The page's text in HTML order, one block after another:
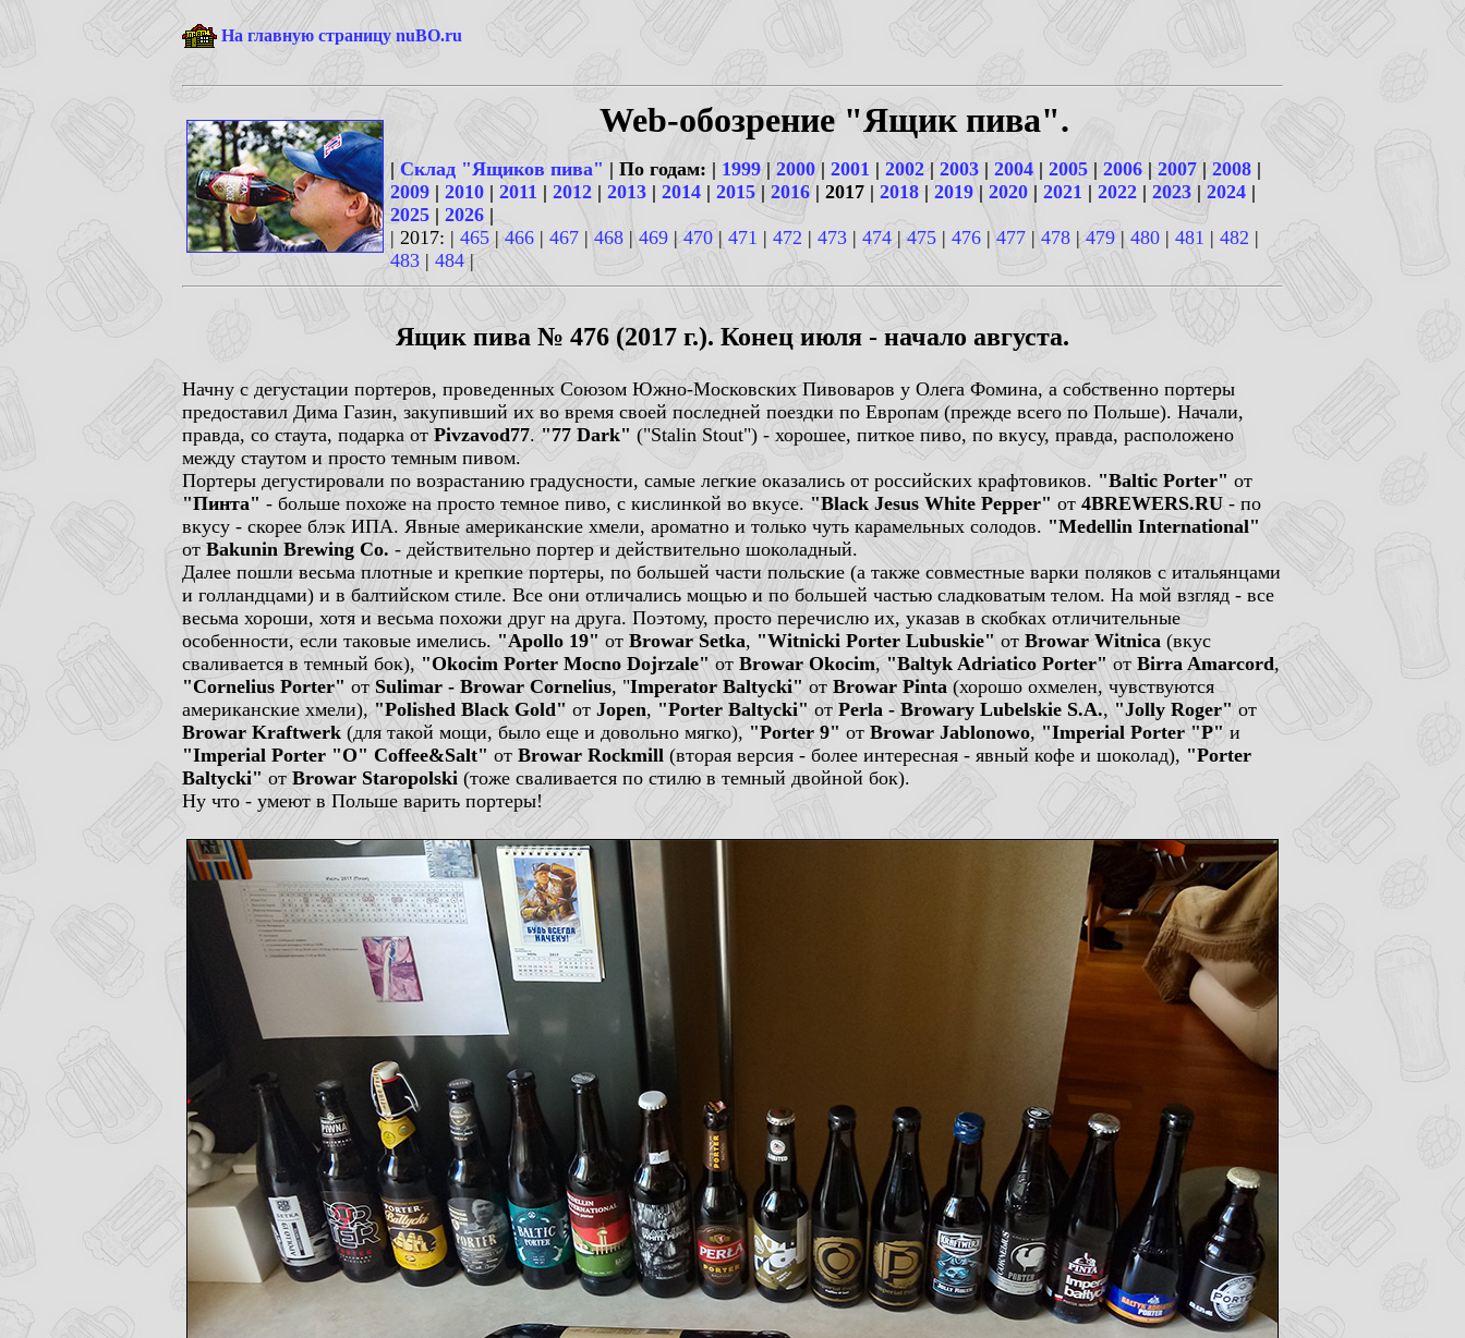
На главную страницу nuBO.ru
Web-обозрение "Ящик пива".
| Склад "Ящиков пива" | По годам: | 1999| 2000| 2001 | 2002| 2003 | 2004 | 2005 | 2006 |2007 | 2008 |
2009 | 2010 | 2011 | 2012 | 2013 | 2014 | 2015 | 2016| 2017 | 2018 | 2019 | 2020 | 2021 | 2022 | 2023 | 2024 |
2025 | 2026 |
| 2017: | 465|466 | 467 | 468 | 469 |470 | 471 | 472 | 473 | 474 |475 | 476 | 477 | 478 |479 | 480 | 481 | 482 |
483 | 484|
Ящик пива № 476 (2017 г.). Конец июля - начало августа.
Начну с дегустации портеров, проведенных Союзом Южно-Московских Пивоваров у Олега Фомина, а собственно портеры
предоставил Дима Газин, закупивший их во время своей последней поездки по Европам (прежде всего по Польше). Начали,
правда, со стаута, подарка от Pivzavod77."77 Dark" ("Stalin Stout") - хорошее, питкое пиво, по вкусу, правда, расположено
между стаутом и просто темным пивом.
Портеры дегустировали по возрастанию градусности, самые легкие оказались от российских крафтовиков. "Baltic Porter" от
"Пинта" - больше похоже на просто темное пиво, с кислинкой во вкусе."Black Jesus White Pepper" от 4BREWERS.RU- по
вкусу - скорее блэк ИПА. Явные американские хмели, ароматно и только чуть карамельных солодов. "Medellin International"
отBakunin Brewing Co. - действительно портер и действительно шоколадный.
Далее пошли весьма плотные и крепкие портеры, по большей части польские (а также совместные варки поляков с итальянцами
и голландцами) и в балтийском стиле. Все они отличались мощью и по большей частью сладковатым телом. На мой взгляд - все
весьма хороши, хотя и весьма похожи друг на друга. Поэтому, просто перечислю их, указав в скобках отличительные
особенности, если таковые имелись. "Apollo 19" от Browar Setka, "Witnicki Porter Lubuskie" от Browar Witnica (вкус
сваливается в темный бок), "Okocim Porter Mocno Dojrzale" от Browar Okocim,"Baltyk Adriatico Porter" от Birra Amarcord,
"Cornelius Porter" от Sulimar - Browar Cornelius, "Imperator Baltycki" отBrowar Pinta(хорошо охмелен, чувствуются
американские хмели), "Polished Black Gold" от Jopen, "Porter Baltycki"от Perla - Browary Lubelskie S.A., "Jolly Roger" от
Browar Kraftwerk (для такой мощи, было еще и довольно мягко), "Porter 9" от Browar Jablonowo, "Imperial Porter "P" и
"Imperial Porter "O" Coffee&Salt" от Browar Rockmill (вторая версия - более интересная - явный кофе и шоколад), "Porter
Baltycki" отBrowar Staropolski (тоже сваливается по стилю в темный двойной бок).
Ну что - умеют в Польше варить портеры!